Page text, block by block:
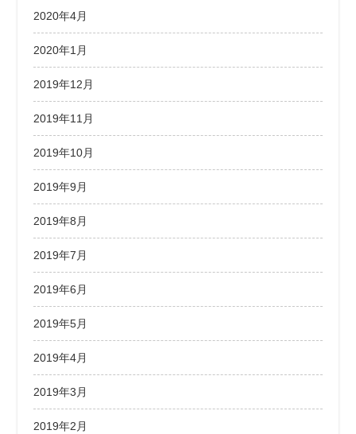
2020年4月
2020年1月
2019年12月
2019年11月
2019年10月
2019年9月
2019年8月
2019年7月
2019年6月
2019年5月
2019年4月
2019年3月
2019年2月